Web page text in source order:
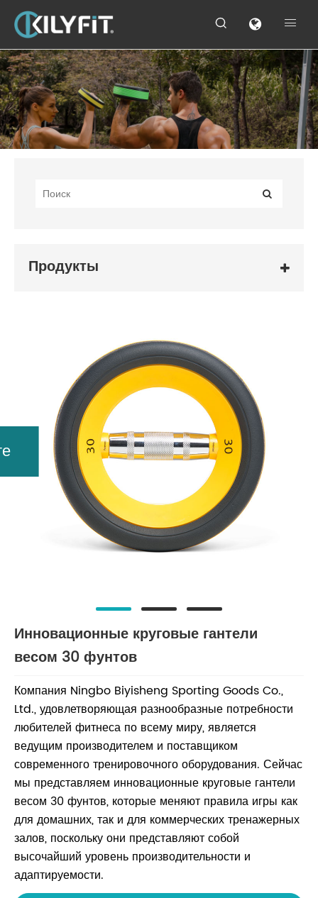
 
Продукты
Инновационные круговые гантели
весом 30 фунтов
Компания Ningbo Biyisheng Sporting Goods Co.,
Ltd., удовлетворяющая разнообразные потребности
любителей фитнеса по всему миру, является
ведущим производителем и поставщиком
современного тренировочного оборудования. Сейчас
мы представляем инновационные круговые гантели
весом 30 фунтов, которые меняют правила игры как
для домашних, так и для коммерческих тренажерных
залов, поскольку они представляют собой
высочайший уровень производительности и
адаптируемости.